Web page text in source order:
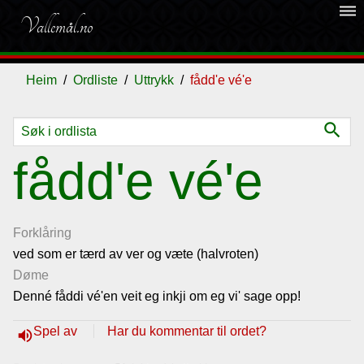
Vallemål.no
dehaze
Heim Ordliste Uttrykk fådd'e vé'e
search
fådd'e vé'e
Forklåring
ved som er tærd av ver og væte (halvroten)
Døme
Denné fåddi vé'en veit eg inkji om eg vi' sage opp!
volume_upSpel av Har du kommentar til ordet?
Ordliste
Om
vallemålet
Gjestebok
Nyhende